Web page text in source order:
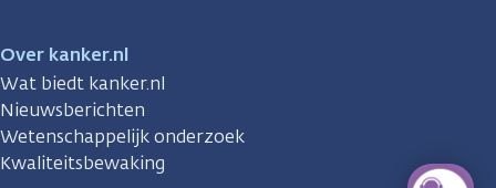
Over kanker.nl
Wat biedt kanker.nl
Nieuwsberichten
Wetenschappelijk onderzoek
Kwaliteitsbewaking